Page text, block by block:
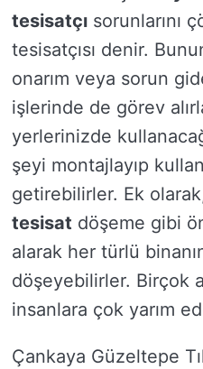
tesisatçı sorunlarını
tesisatçısı denir.
onarım veya sorun
işlerinde de görev
yerlerinizde
şeyi montajlayıp
getirebilirler. Ek
tesisat döşeme gibi
alarak her türlü
döşeyebilirler. Birçok
insanlara çok yarım
Çankaya Güzeltepe